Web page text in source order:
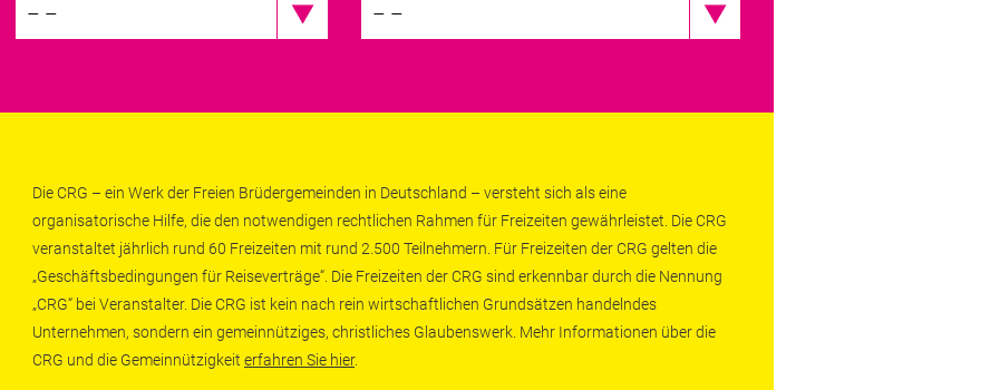
– – – –
Die CRG – ein Werk der Freien Brüdergemeinden in Deutschland – versteht sich als eine
organisatorische Hilfe, die den notwendigen rechtlichen Rahmen für Freizeiten gewährleistet. Die CRG
veranstaltet jährlich rund 60 Freizeiten mit rund 2.500 Teilnehmern. Für Freizeiten der CRG gelten die
„Geschäftsbedingungen für Reiseverträge“. Die Freizeiten der CRG sind erkennbar durch die Nennung
„CRG“ bei Veranstalter. Die CRG ist kein nach rein wirtschaftlichen Grundsätzen handelndes
Unternehmen, sondern ein gemeinnütziges, christliches Glaubenswerk. Mehr Informationen über die
CRG und die Gemeinnützigkeit erfahren Sie hier.